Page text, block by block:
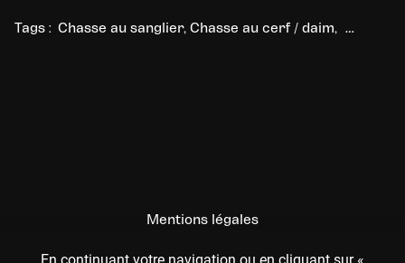
Tags : Chasse au sanglier Chasse au cerf / daim Chasse
Mentions légales